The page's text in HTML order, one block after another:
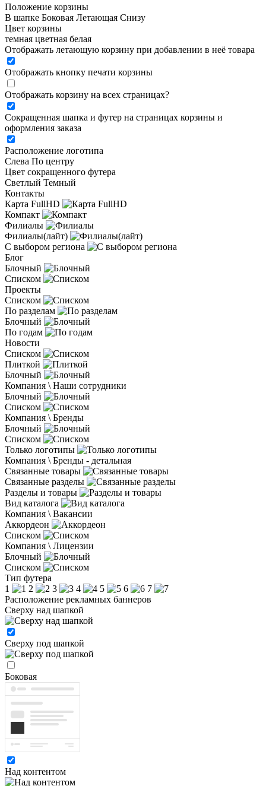
Положение корзины
В шапке Боковая Летающая Снизу
Цвет корзины
темная цветная белая
Отображать летающую корзину при добавлении в неё товара
Отображать кнопку печати корзины
Отображать корзину на всех страницах?
Сокращенная шапка и футер на страницах корзины и
оформления заказа
Расположение логотипа
Cлева По центру
Цвет сокращенного футера
Светлый Темный
Контакты
Карта FullHD
Компакт
Филиалы
Филиалы(лайт)
С выбором региона
Блог
Блочный
Списком
Проекты
Списком
По разделам
Блочный
По годам
Новости
Списком
Плиткой
Блочный
Компания \ Наши сотрудники
Блочный
Списком
Компания \ Бренды
Блочный
Списком
Только логотипы
Компания \ Бренды - детальная
Связанные товары
Связанные разделы
Разделы и товары
Вид каталога
Компания \ Вакансии
Аккордеон
Списком
Компания \ Лицензии
Блочный
Списком
Тип футера
1
2 3 4 5 6
7
Расположение рекламных баннеров
Сверху над шапкой
Сверху под шапкой
Боковая
Над контентом